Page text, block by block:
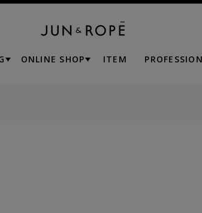
ONLINE SHOP ITEM